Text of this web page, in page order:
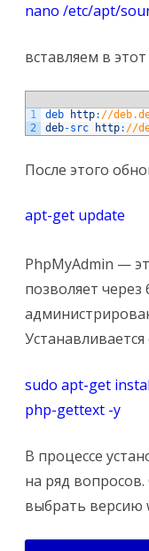
nano /etc/apt/
вставляем в
1
2
deb http: //
deb-src http: //
После этого
apt-get update
PhpMyAdmin —
позволяет через
sudo apt-get
php-gettext -y
В процессе
на ряд
выбрать версию